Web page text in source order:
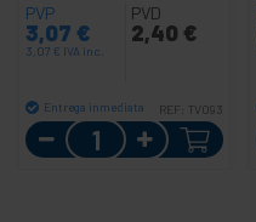
PVP
3,07 €
3,07 € IVA inc.
PVD
2,40 €
Entrega inmediata REF: TV093
Cantidad